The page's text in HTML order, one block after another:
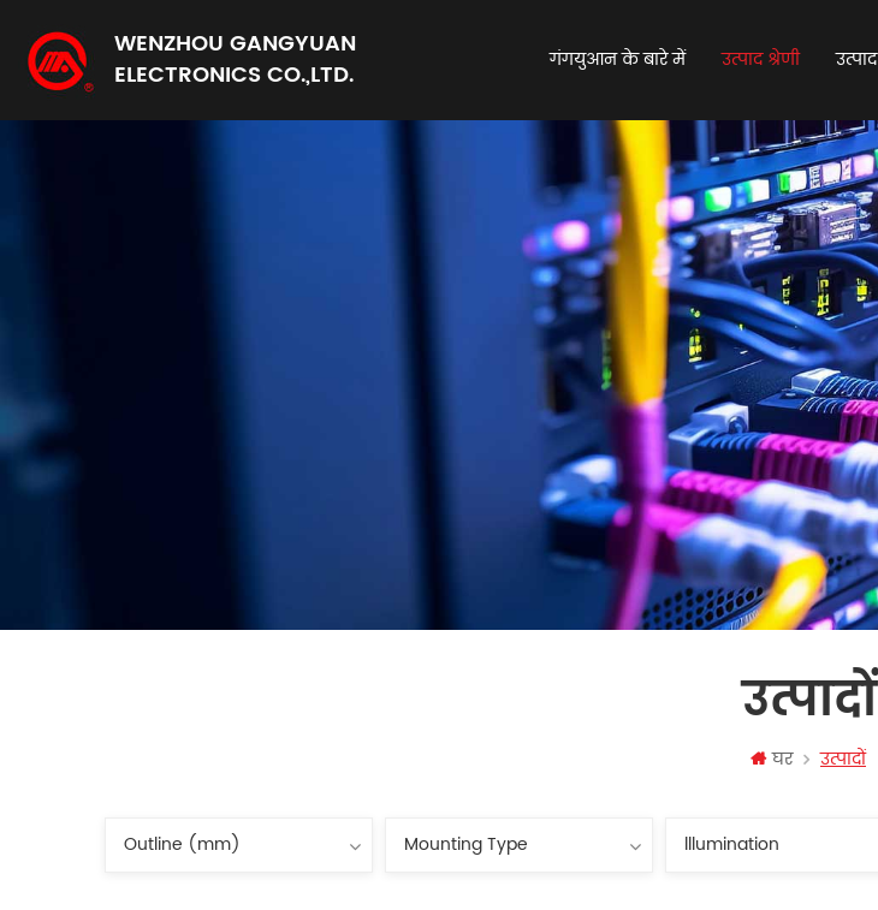
WENZHOU GANGYUAN
ELECTRONICS CO.,LTD.
गंगयुआन के बारे में उत्पाद श्रेणी
उत्पादों
घर उत्पादों